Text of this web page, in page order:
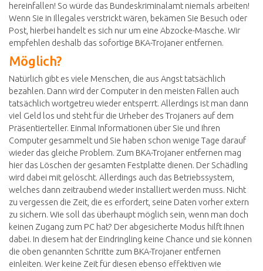
hereinfallen! So würde das Bundeskriminalamt niemals arbeiten!
Wenn Sie in Illegales verstrickt wären, bekämen Sie Besuch oder
Post, hierbei handelt es sich nur um eine Abzocke-Masche. Wir
empfehlen deshalb das sofortige BKA-Trojaner entfernen.
Möglich?
Natürlich gibt es viele Menschen, die aus Angst tatsächlich
bezahlen. Dann wird der Computer in den meisten Fällen auch
tatsächlich wortgetreu wieder entsperrt. Allerdings ist man dann
viel Geld los und steht für die Urheber des Trojaners auf dem
Präsentierteller. Einmal Informationen über Sie und Ihren
Computer gesammelt und Sie haben schon wenige Tage darauf
wieder das gleiche Problem. Zum BKA-Trojaner entfernen mag
hier das Löschen der gesamten Festplatte dienen. Der Schädling
wird dabei mit gelöscht. Allerdings auch das Betriebssystem,
welches dann zeitraubend wieder installiert werden muss. Nicht
zu vergessen die Zeit, die es erfordert, seine Daten vorher extern
zu sichern. Wie soll das überhaupt möglich sein, wenn man doch
keinen Zugang zum PC hat? Der abgesicherte Modus hilft Ihnen
dabei. In diesem hat der Eindringling keine Chance und sie können
die oben genannten Schritte zum BKA-Trojaner entfernen
einleiten. Wer keine Zeit für diesen ebenso effektiven wie